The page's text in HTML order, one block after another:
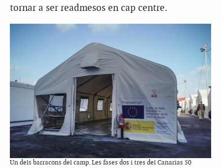
tornar a ser readmesos en cap centre.
Un dels barracons del camp. Les fases dos i tres del Canarias 50